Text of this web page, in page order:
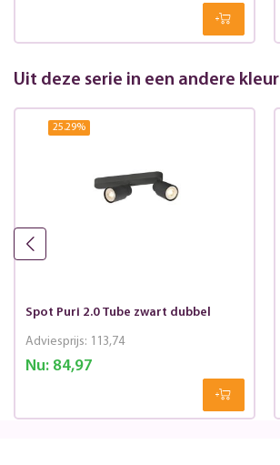
Uit deze serie in een andere kleur
25.29%
Spot Puri 2.0 Tube zwart dubbel
Nu:84,97
Adviesprijs: 113,74